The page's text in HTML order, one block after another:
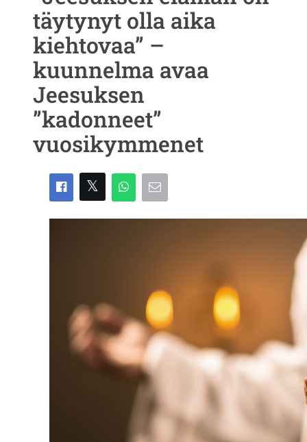
täytynyt olla aika
kiehtovaa” –
kuunnelma avaa
Jeesuksen
”kadonneet”
vuosikymmenet